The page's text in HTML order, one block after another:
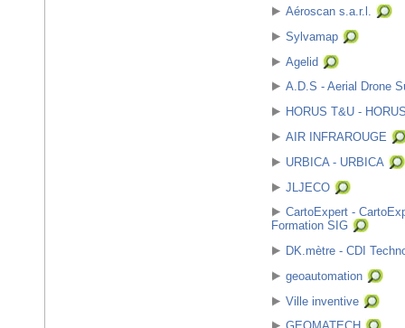
Aéroscan s.a.r.l.
Sylvamap
Agelid
A.D.S - Aerial Drone
HORUS T&U -
AIR INFRAROUGE
URBICA - URBICA
JLJECO
CartoExpert -
Formation SIG
DK.mètre - CDI
geoautomation
Ville inventive